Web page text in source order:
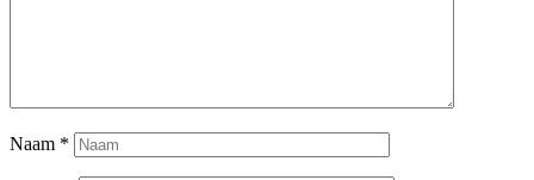
Naam *